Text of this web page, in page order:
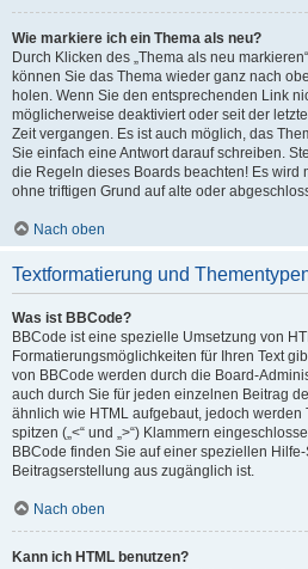
Wie markiere ich ein Thema als neu?
Durch Klicken des „Thema als neu
können Sie das Thema wieder ganz nach
holen. Wenn Sie den entsprechenden Link
möglicherweise deaktiviert oder seit der
Zeit vergangen. Es ist auch möglich, das
Sie einfach eine Antwort darauf schreiben.
die Regeln dieses Boards beachten! Es wird
ohne triftigen Grund auf alte oder
Nach oben
Textformatierung und
Was ist BBCode?
BBCode ist eine spezielle Umsetzung von
Formatierungsmöglichkeiten für Ihren Text
von BBCode werden durch die Board-
auch durch Sie für jeden einzelnen Beitrag
ähnlich wie HTML aufgebaut, jedoch werden
spitzen („<“ und „>“) Klammern
BBCode finden Sie auf einer speziellen
Beitragserstellung aus zugänglich ist.
Nach oben
Kann ich HTML benutzen?